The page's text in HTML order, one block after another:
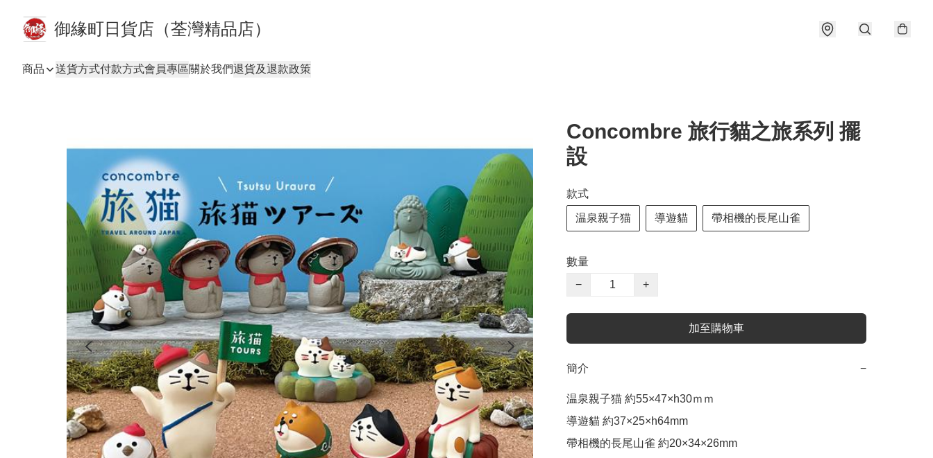
御緣町日貨店（荃灣精品店）
商品 送貨方式付款方式會員專區關於我們退貨及退款政策
Concombre 旅行貓之旅系列 擺
設
款式
温泉親子猫 導遊貓 帶相機的長尾山雀
數量
−
+
加至購物車
簡介 −
温泉親子猫 約55×47×h30ｍｍ
導遊貓 約37×25×h64mm
帶相機的長尾山雀 約20×34×26mm